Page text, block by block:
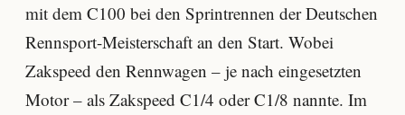
mit dem C100 bei den Sprintrennen der Deutschen
Rennsport-Meisterschaft an den Start. Wobei
Zakspeed den Rennwagen – je nach eingesetzten
Motor – als Zakspeed C1/4 oder C1/8 nannte. Im